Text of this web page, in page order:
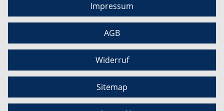
Impressum
AGB
Widerruf
Sitemap